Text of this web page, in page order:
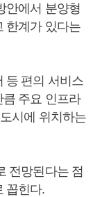
안에서 분양형
한계가 있다는
등 편의 서비스
주요 인프라
시에 위치하는
전망된다는 점
꼽힌다.